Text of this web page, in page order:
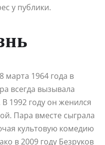
у публики.
марта 1964 года в
всегда вызывала
1992 году он женился
Пара вместе сыграла
культовую комедию
в 2009 году Безруков